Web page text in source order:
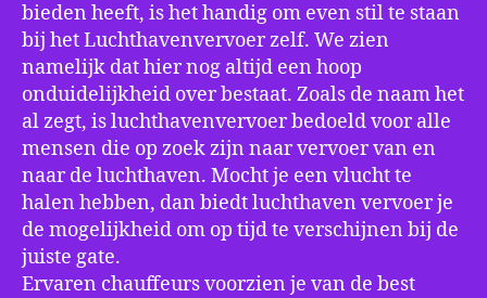
bieden heeft, is het handig om even stil te staan
bij het Luchthavenvervoer zelf. We zien
namelijk dat hier nog altijd een hoop
onduidelijkheid over bestaat. Zoals de naam het
al zegt, is luchthavenvervoer bedoeld voor alle
mensen die op zoek zijn naar vervoer van en
naar de luchthaven. Mocht je een vlucht te
halen hebben, dan biedt luchthaven vervoer je
de mogelijkheid om op tijd te verschijnen bij de
juiste gate.
Ervaren chauffeurs voorzien je van de best